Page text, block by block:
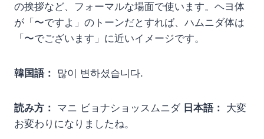
の挨拶など、フォーマルな場面で使います。ヘヨ体
が「〜ですよ」のトーンだとすれば、ハムニダ体は
「〜でございます」に近いイメージです。
韓国語： 많이 변하셨습니다.
読み方： マニ ビョナショッスムニダ 日本語： 大変
お変わりになりましたね。